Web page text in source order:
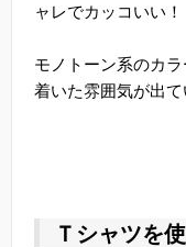
ャレでカッコいい！
モノトーン系のカ
着いた雰囲気が出て
Ｔシャツを